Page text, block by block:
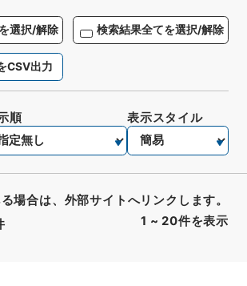
選択/解除 検索結果全てを選択/解除
CSV出力
1 ~ 20件を表示
順 表示スタイル
場合は、外部サイトへリンクします。